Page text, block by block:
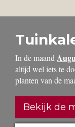
In de maand
altijd wel iets te
planten van de
Bekijk de